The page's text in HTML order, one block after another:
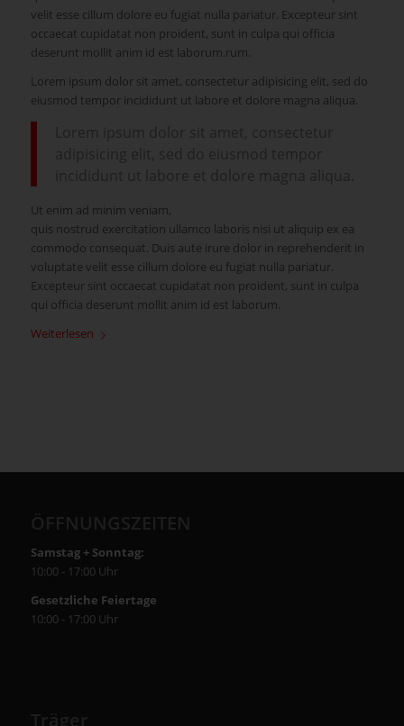
velit esse cillum dolore eu fugiat nulla pariatur. Excepteur sint
occaecat cupidatat non proident, sunt in culpa qui officia
deserunt mollit anim id est laborum.rum.
Lorem ipsum dolor sit amet, consectetur adipisicing elit, sed do
eiusmod tempor incididunt ut labore et dolore magna aliqua.
Ut enim ad minim veniam,
quis nostrud exercitation ullamco laboris nisi ut aliquip ex ea
commodo consequat. Duis aute irure dolor in reprehenderit in
voluptate velit esse cillum dolore eu fugiat nulla pariatur.
Excepteur sint occaecat cupidatat non proident, sunt in culpa
qui officia deserunt mollit anim id est laborum.
Weiterlesen
Samstag + Sonntag:
10:00 - 17:00 Uhr
Gesetzliche Feiertage
10:00 - 17:00 Uhr